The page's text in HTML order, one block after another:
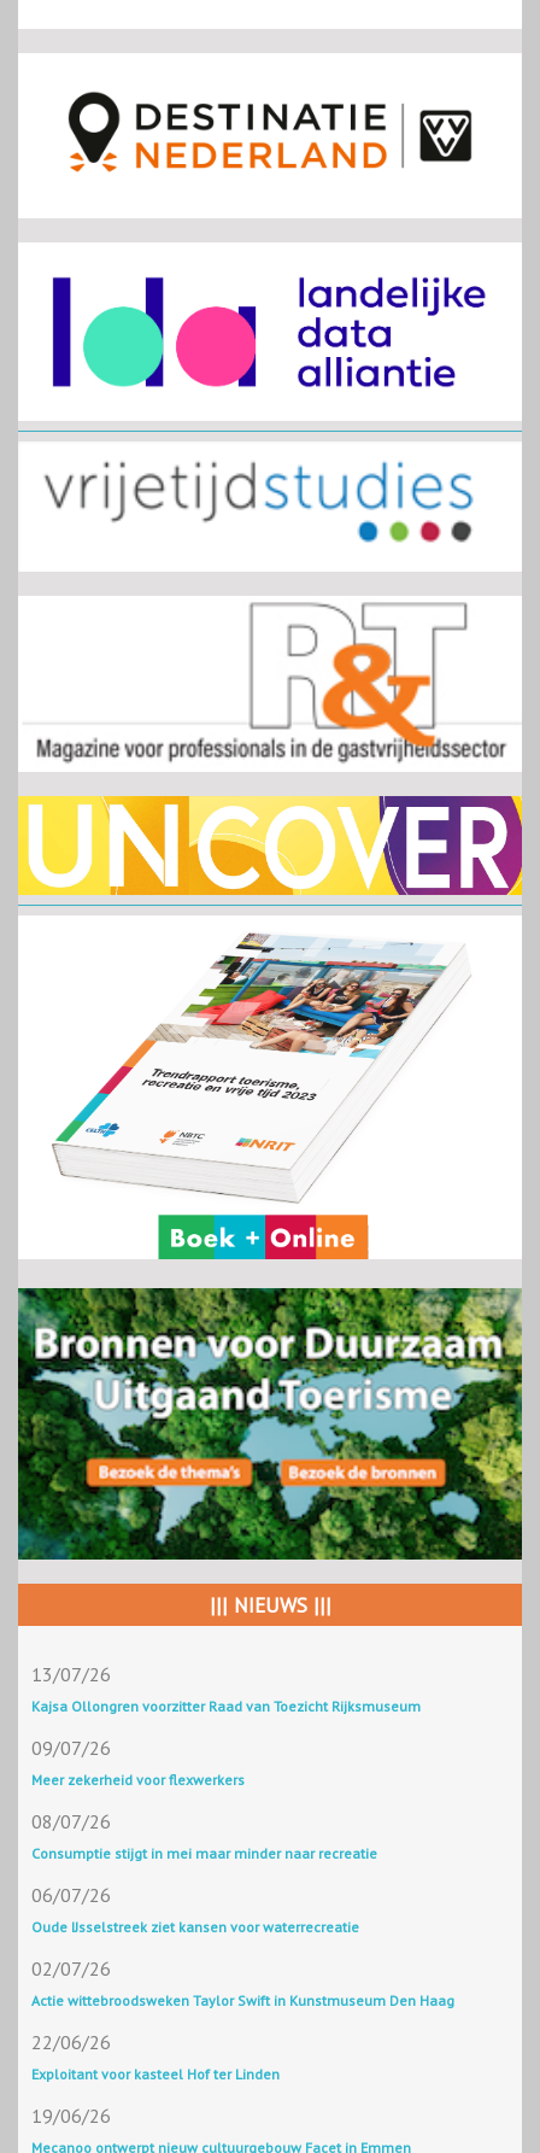
||| NIEUWS |||
13/07/26
Kajsa Ollongren voorzitter Raad van Toezicht Rijksmuseum
09/07/26
Meer zekerheid voor flexwerkers
08/07/26
Consumptie stijgt in mei maar minder naar recreatie
06/07/26
Oude IJsselstreek ziet kansen voor waterrecreatie
02/07/26
Actie wittebroodsweken Taylor Swift in Kunstmuseum Den Haag
22/06/26
Exploitant voor kasteel Hof ter Linden
19/06/26
Mecanoo ontwerpt nieuw cultuurgebouw Facet in Emmen